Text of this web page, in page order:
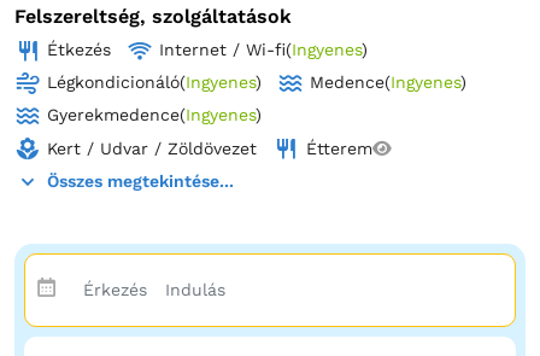
Relax szállásegységei síkképernyős kábel-TV-vel vannak
felszerelve. Greci településen és környékén a Relax vendégei
olyan tevékenységeket élvezhetnek, mint a túrázás és a
kerékpározás.
Felszereltség, szolgáltatások
Étkezés Internet / Wi-fi(Ingyenes)
Légkondicionáló(Ingyenes) Medence(Ingyenes)
Gyerekmedence(Ingyenes)
Kert / Udvar / Zöldövezet
Étterem
Összes megtekintése...